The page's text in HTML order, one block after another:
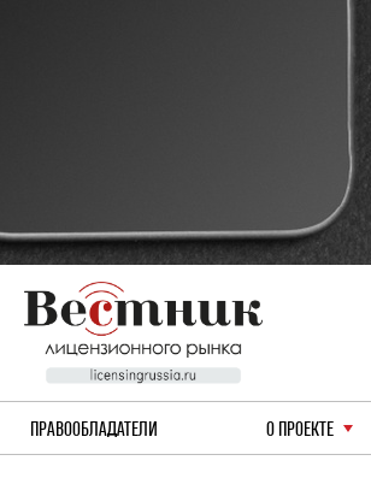
ПРАВООБЛАДАТЕЛИ О ПРОЕКТЕ